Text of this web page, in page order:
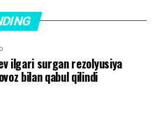
ilgari surgan rezolyusiya
bilan qabul qilindi